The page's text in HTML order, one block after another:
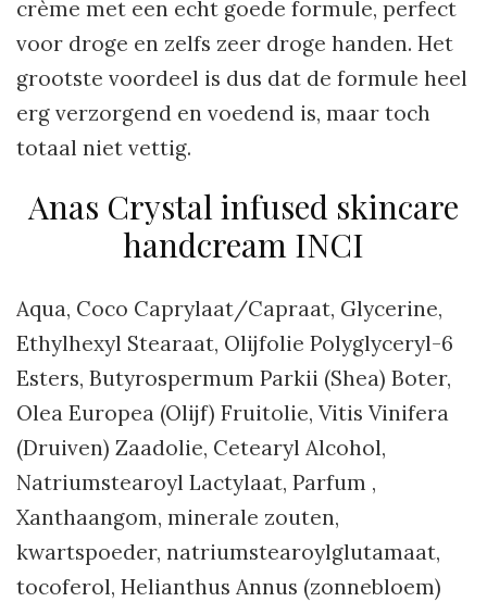
crème met een echt goede formule, perfect
voor droge en zelfs zeer droge handen. Het
grootste voordeel is dus dat de formule heel
erg verzorgend en voedend is, maar toch
totaal niet vettig.
Anas Crystal infused skincare
handcream INCI
Aqua, Coco Caprylaat/Capraat, Glycerine,
Ethylhexyl Stearaat, Olijfolie Polyglyceryl-6
Esters, Butyrospermum Parkii (Shea) Boter,
Olea Europea (Olijf) Fruitolie, Vitis Vinifera
(Druiven) Zaadolie, Cetearyl Alcohol,
Natriumstearoyl Lactylaat, Parfum ,
Xanthaangom, minerale zouten,
kwartspoeder, natriumstearoylglutamaat,
tocoferol, Helianthus Annus (zonnebloem)